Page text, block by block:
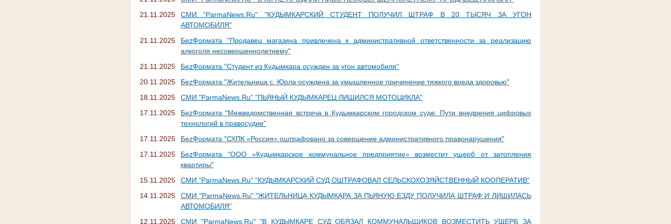
21.11.2025
СМИ "ParmaNews.Ru" "КУДЫМКАРСКИЙ СТУДЕНТ ПОЛУЧИЛ ШТРАФ В 20 ТЫСЯЧ ЗА УГОН
АВТОМОБИЛЯ"
21.11.2025
БеzФормата "Продавец магазина привлечена к административной ответственности за реализацию
алкоголя несовершеннолетнему"
21.11.2025
БеzФормата "Студент из Кудымкара осужден за угон автомобиля"
20.11.2025
БеzФормата "Жительница с. Юрла осуждена за умышленное причинение тяжкого вреда здоровью"
18.11.2025
СМИ "ParmaNews.Ru" "ПЬЯНЫЙ КУДЫМКАРЕЦ ЛИШИЛСЯ МОТОЦИКЛА"
17.11.2025
БеzФормата "Межведомственная встреча в Кудымкарском городском суде: Пути внедрения цифровых
технологий в правосудие"
17.11.2025
БеzФормата "СХПК «Россия» оштрафовано за совершение административного правонарушения"
17.11.2025
БеzФормата "ООО «Кудымкарское коммунальное предприятие» возместит ущерб от затопления
квартиры"
15.11.2025
СМИ "ParmaNews.Ru" "КУДЫМКАРСКИЙ СУД ОШТРАФОВАЛ СЕЛЬСКОХОЗЯЙСТВЕННЫЙ КООПЕРАТИВ"
14.11.2025
СМИ "ParmaNews.Ru" "ЖИТЕЛЬНИЦА КУДЫМКАРА ЗА ПЬЯНУЮ ЕЗДУ ПОЛУЧИЛА ШТРАФ И ЛИШИЛАСЬ
АВТОМОБИЛЯ"
12.11.2025
СМИ "ParmaNews.Ru" "В КУДЫМКАРЕ СУД ОБЯЗАЛ КОММУНАЛЬЩИКОВ ВОЗМЕСТИТЬ УЩЕРБ ЗА